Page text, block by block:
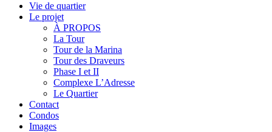
Vie de quartier
Le projet
À PROPOS
La Tour
Tour de la Marina
Tour des Draveurs
Phase I et II
Complexe L’Adresse
Le Quartier
Contact
Condos
Images